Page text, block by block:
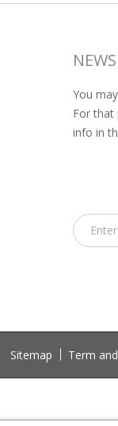
You
For that
info in
Sitemap Term